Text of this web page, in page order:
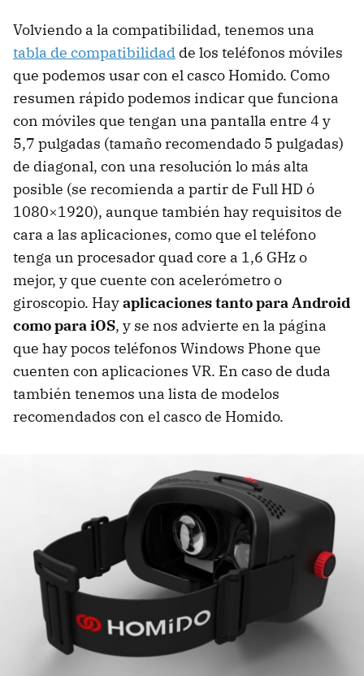
Volviendo a la compatibilidad, tenemos una
tabla de compatibilidad de los teléfonos móviles
que podemos usar con el casco Homido. Como
resumen rápido podemos indicar que funciona
con móviles que tengan una pantalla entre 4 y
5,7 pulgadas (tamaño recomendado 5 pulgadas)
de diagonal, con una resolución lo más alta
posible (se recomienda a partir de Full HD ó
1080×1920), aunque también hay requisitos de
cara a las aplicaciones, como que el teléfono
tenga un procesador quad core a 1,6 GHz o
mejor, y que cuente con acelerómetro o
giroscopio. Hayaplicaciones tanto para Android
como para iOS, y se nos advierte en la página
que hay pocos teléfonos Windows Phone que
cuenten con aplicaciones VR. En caso de duda
también tenemos una lista de modelos
recomendados con el casco de Homido.